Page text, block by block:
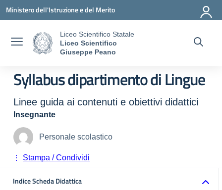
Ministero dell'Istruzione e del Merito
Liceo Scientifico Statale
Liceo Scientifico
Giuseppe Peano
Syllabus dipartimento di Lingue
Linee guida ai contenuti e obiettivi didattici
Insegnante
Personale scolastico
Stampa / Condividi
Indice Scheda Didattica